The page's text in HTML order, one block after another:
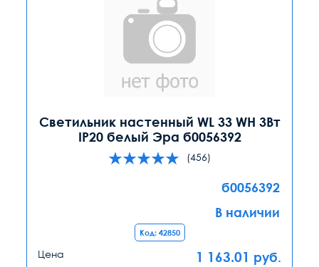
Светильник настенный WL 33 WH 3Вт
IP20 белый Эра б0056392
(456)
б0056392
В наличии
Код: 42850
Цена 1 163.01 руб.